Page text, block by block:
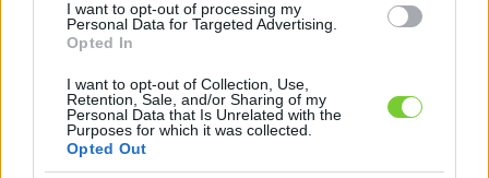
I want to opt-out of processing my
Personal Data for Targeted Advertising.
Opted In
I want to opt-out of Collection, Use,
Retention, Sale, and/or Sharing of my
Personal Data that Is Unrelated with the
Purposes for which it was collected.
Opted Out
KERTÉSZ ÉS KERTÉSZET REGISZTRÁCIÓ
Gyümölcsfaiskola